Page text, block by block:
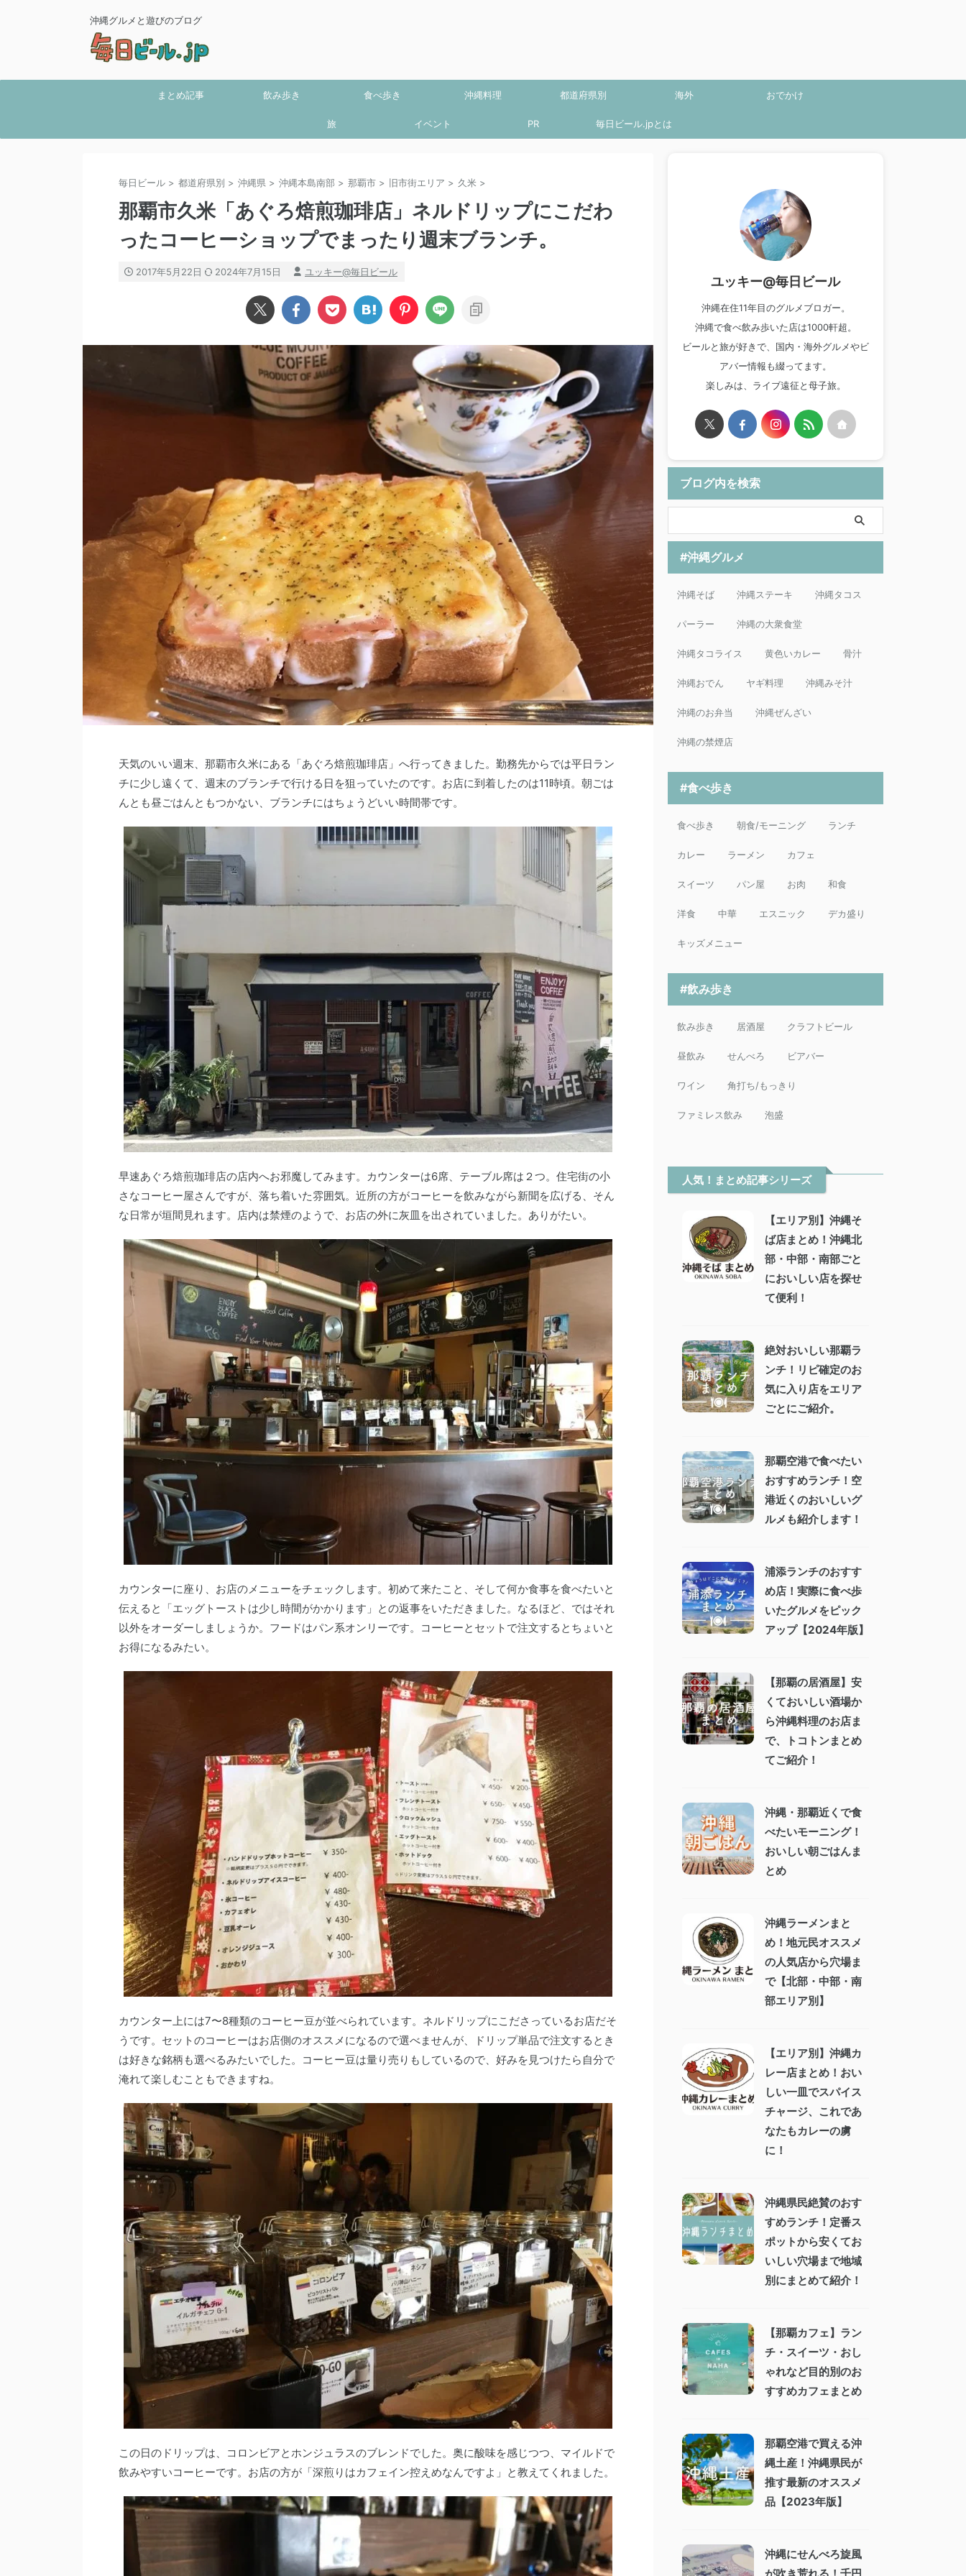
沖縄グルメと遊びのブログ
まとめ記事 飲み歩き 食べ歩き 沖縄料理 都道府県別 海外 おでかけ
旅 イベント PR 毎日ビール.jpとは
毎日ビール > 都道府県別 > 沖縄県 > 沖縄本島南部 > 那覇市 > 旧市街エリア > 久米 >
那覇市久米「あぐろ焙煎珈琲店」ネルドリップにこだわ
ったコーヒーショップでまったり週末ブランチ。
2017年5月22日 2024年7月15日 ユッキー@毎日ビール
天気のいい週末、那覇市久米にある「あぐろ焙煎珈琲店」へ行ってきました。勤務先からでは平日ラン
チに少し遠くて、週末のブランチで行ける日を狙っていたのです。お店に到着したのは11時頃。朝ごは
んとも昼ごはんともつかない、ブランチにはちょうどいい時間帯です。
早速あぐろ焙煎珈琲店の店内へお邪魔してみます。カウンターは6席、テーブル席は２つ。住宅街の小
さなコーヒー屋さんですが、落ち着いた雰囲気。近所の方がコーヒーを飲みながら新聞を広げる、そん
な日常が垣間見れます。店内は禁煙のようで、お店の外に灰皿を出されていました。ありがたい。
カウンターに座り、お店のメニューをチェックします。初めて来たこと、そして何か食事を食べたいと
伝えると「エッグトーストは少し時間がかかります」との返事をいただきました。なるほど、ではそれ
以外をオーダーしましょうか。フードはパン系オンリーです。コーヒーとセットで注文するとちょいと
お得になるみたい。
カウンター上には7〜8種類のコーヒー豆が並べられています。ネルドリップにこださっているお店だそ
うです。セットのコーヒーはお店側のオススメになるので選べませんが、ドリップ単品で注文するとき
は好きな銘柄も選べるみたいでした。コーヒー豆は量り売りもしているので、好みを見つけたら自分で
淹れて楽しむこともできますね。
この日のドリップは、コロンビアとホンジュラスのブレンドでした。奥に酸味を感じつつ、マイルドで
飲みやすいコーヒーです。お店の方が「深煎りはカフェイン控えめなんですよ」と教えてくれました。
ユッキー@毎日ビール
沖縄在住11年目のグルメブロガー。
沖縄で食べ飲み歩いた店は1000軒超。
ビールと旅が好きで、国内・海外グルメやビ
アバー情報も綴ってます。
楽しみは、ライブ遠征と母子旅。
ブログ内を検索
#沖縄グルメ
沖縄そば 沖縄ステーキ 沖縄タコス
パーラー 沖縄の大衆食堂
沖縄タコライス 黄色いカレー 骨汁
沖縄おでん ヤギ料理 沖縄みそ汁
沖縄のお弁当 沖縄ぜんざい
沖縄の禁煙店
#食べ歩き
食べ歩き 朝食/モーニング ランチ
カレー ラーメン カフェ
スイーツ パン屋 お肉 和食
洋食 中華 エスニック デカ盛り
キッズメニュー
#飲み歩き
飲み歩き 居酒屋 クラフトビール
昼飲み せんべろ ビアバー
ワイン 角打ち/もっきり
ファミレス飲み 泡盛
人気！まとめ記事シリーズ
【エリア別】沖縄そ
ば店まとめ！沖縄北
部・中部・南部ごと
においしい店を探せ
て便利！
絶対おいしい那覇ラ
ンチ！リピ確定のお
気に入り店をエリア
ごとにご紹介。
那覇空港で食べたい
おすすめランチ！空
港近くのおいしいグ
ルメも紹介します！
浦添ランチのおすす
め店！実際に食べ歩
いたグルメをピック
アップ【2024年版】
【那覇の居酒屋】安
くておいしい酒場か
ら沖縄料理のお店ま
で、トコトンまとめ
てご紹介！
沖縄・那覇近くで食
べたいモーニング！
おいしい朝ごはんま
とめ
沖縄ラーメンまと
め！地元民オススメ
の人気店から穴場ま
で【北部・中部・南
部エリア別】
【エリア別】沖縄カ
レー店まとめ！おい
しい一皿でスパイス
チャージ、これであ
なたもカレーの虜
に！
沖縄県民絶賛のおす
すめランチ！定番ス
ポットから安くてお
いしい穴場まで地域
別にまとめて紹介！
【那覇カフェ】ラン
チ・スイーツ・おし
ゃれなど目的別のお
すすめカフェまとめ
那覇空港で買える沖
縄土産！沖縄県民が
推す最新のオススメ
品【2023年版】
沖縄にせんべろ旋風